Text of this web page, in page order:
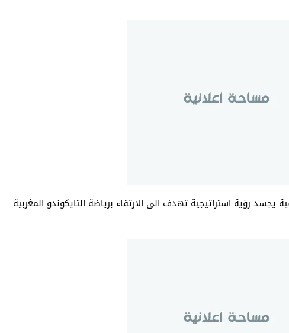
يجسد رؤية استراتيجية تهدف الى الارتقاء برياضة التايكوندو المغربية